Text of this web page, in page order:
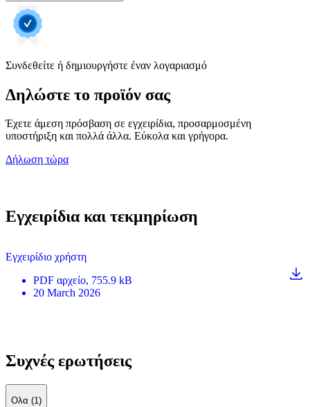
Συνδεθείτε ή δημιουργήστε έναν λογαριασμό
Δηλώστε το προϊόν σας
Έχετε άμεση πρόσβαση σε εγχειρίδια, προσαρμοσμένη
υποστήριξη και πολλά άλλα. Εύκολα και γρήγορα.
Δήλωση τώρα
Εγχειρίδια και τεκμηρίωση
Εγχειρίδιο χρήστη
PDF αρχείο, 755.9 kB
20 March 2026
Συχνές ερωτήσεις
Ολα (1)